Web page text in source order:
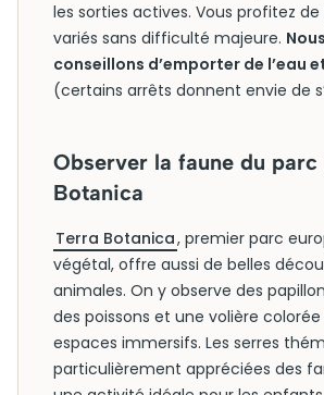
les sorties actives. Vous profitez de
variés sans difficulté majeure.
conseillons d’emporter de l’eau
(certains arrêts donnent envie de
Observer la faune du parc
Botanica
Terra Botanica, premier parc
végétal, offre aussi de belles
animales. On y observe des
des poissons et une volière
espaces immersifs. Les serres
particulièrement appréciées des